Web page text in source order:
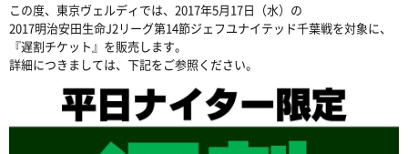
この度、東京ヴェルディでは、2017年5月17日（水）の
2017明治安田生命J2リーグ第14節ジェフユナイテッド千葉戦を対象に、
『遅割チケット』を販売します。
詳細につきましては、下記をご参照ください。